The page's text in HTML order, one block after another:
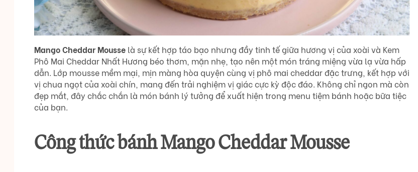
Mango Cheddar Mousse là sự kết hợp táo bạo nhưng đầy tinh tế giữa hương vị của xoài và Kem
Phô Mai Cheddar Nhất Hương béo thơm, mặn nhẹ, tạo nên một món tráng miệng vừa lạ vừa hấp
dẫn. Lớp mousse mềm mại, mịn màng hòa quyện cùng vị phô mai cheddar đặc trưng, kết hợp với
vị chua ngọt của xoài chín, mang đến trải nghiệm vị giác cực kỳ độc đáo. Không chỉ ngon mà còn
đẹp mắt, đây chắc chắn là món bánh lý tưởng để xuất hiện trong menu tiệm bánh hoặc bữa tiệc
của bạn.
Công thức bánh Mango Cheddar Mousse